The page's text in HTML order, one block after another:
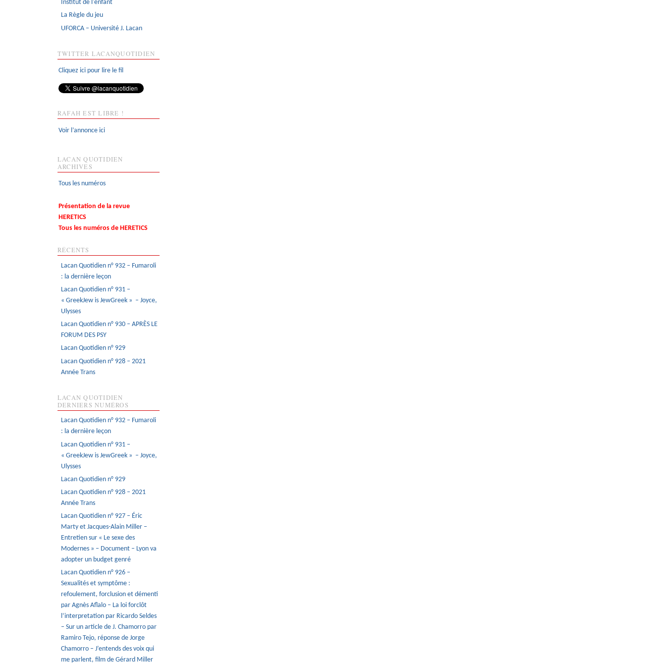
Institut de l'enfant
La Règle du jeu
UFORCA – Université J. Lacan
TWITTER LACANQUOTIDIEN
Cliquez ici pour lire le fil
RAFAH EST LIBRE !
Voir l’annonce ici
LACAN QUOTIDIEN
ARCHIVES
Tous les numéros
Présentation de la revue
HERETICS
Tous les numéros de HERETICS
RÉCENTS
Lacan Quotidien n° 932 – Fumaroli
: la dernière leçon
Lacan Quotidien n° 931 –
« GreekJew is JewGreek » – Joyce,
Ulysses
Lacan Quotidien n° 930 – APRÈS LE
FORUM DES PSY
Lacan Quotidien n° 929
Lacan Quotidien n° 928 – 2021
Année Trans
LACAN QUOTIDIEN
DERNIERS NUMÉROS
Lacan Quotidien n° 932 – Fumaroli
: la dernière leçon
Lacan Quotidien n° 931 –
« GreekJew is JewGreek » – Joyce,
Ulysses
Lacan Quotidien n° 929
Lacan Quotidien n° 928 – 2021
Année Trans
Lacan Quotidien n° 927 – Éric
Marty et Jacques-Alain Miller –
Entretien sur « Le sexe des
Modernes » – Document – Lyon va
adopter un budget genré
Lacan Quotidien n° 926 –
Sexualités et symptôme :
refoulement, forclusion et démenti
par Agnès Aflalo – La loi forclôt
l’interpretation par Ricardo Seldes
– Sur un article de J. Chamorro par
Ramiro Tejo, réponse de Jorge
Chamorro – J’entends des voix qui
me parlent, film de Gérard Miller